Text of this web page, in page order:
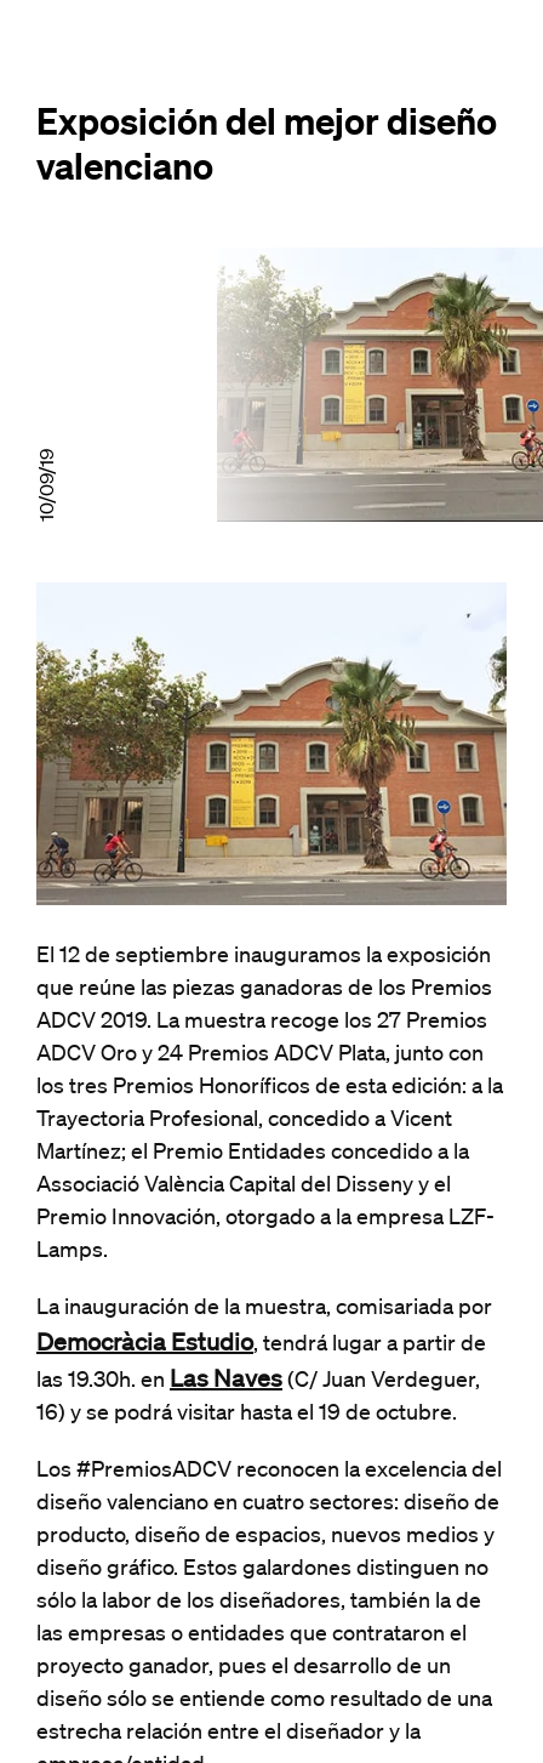
Exposición del mejor diseño
valenciano
10/09/19
El 12 de septiembre inauguramos la exposición
que reúne las piezas ganadoras de los Premios
ADCV 2019. La muestra recoge los 27 Premios
ADCV Oro y 24 Premios ADCV Plata, junto con
los tres Premios Honoríficos de esta edición: a la
Trayectoria Profesional, concedido a Vicent
Martínez; el Premio Entidades concedido a la
Associació València Capital del Disseny y el
Premio Innovación, otorgado a la empresa LZF-
Lamps.
La inauguración de la muestra, comisariada por
Democràcia Estudio, tendrá lugar a partir de
las 19.30h. en Las Naves (C/ Juan Verdeguer,
16) y se podrá visitar hasta el 19 de octubre.
Los #PremiosADCV reconocen la excelencia del
diseño valenciano en cuatro sectores: diseño de
producto, diseño de espacios, nuevos medios y
diseño gráfico. Estos galardones distinguen no
sólo la labor de los diseñadores, también la de
las empresas o entidades que contrataron el
proyecto ganador, pues el desarrollo de un
diseño sólo se entiende como resultado de una
estrecha relación entre el diseñador y la